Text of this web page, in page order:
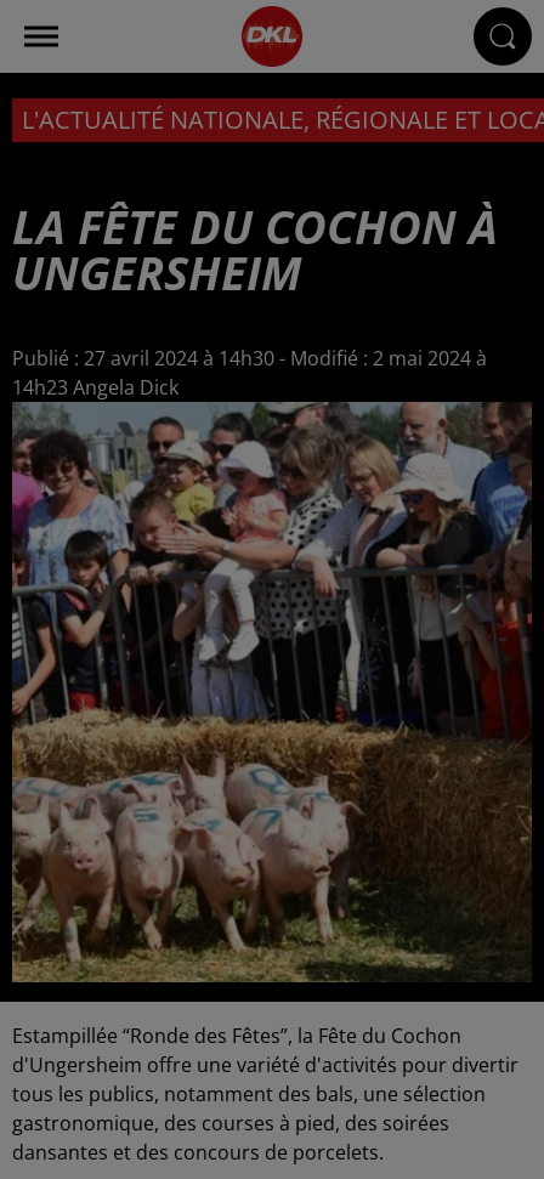
L'ACTUALITÉ NATIONALE, RÉGIONALE ET
LA FÊTE DU COCHON À
UNGERSHEIM
Publié : 27 avril 2024 à 14h30 - Modifié : 2 mai 2024 à
14h23 Angela Dick
Estampillée “Ronde des Fêtes”, la Fête du Cochon
d'Ungersheim offre une variété d'activités pour divertir
tous les publics, notamment des bals, une sélection
gastronomique, des courses à pied, des soirées
dansantes et des concours de porcelets.